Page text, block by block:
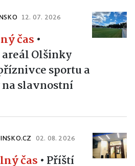
12. 07. 2026
čas •
Olšinky
sportu a
slavnostní
02. 08. 2026
čas • Příští